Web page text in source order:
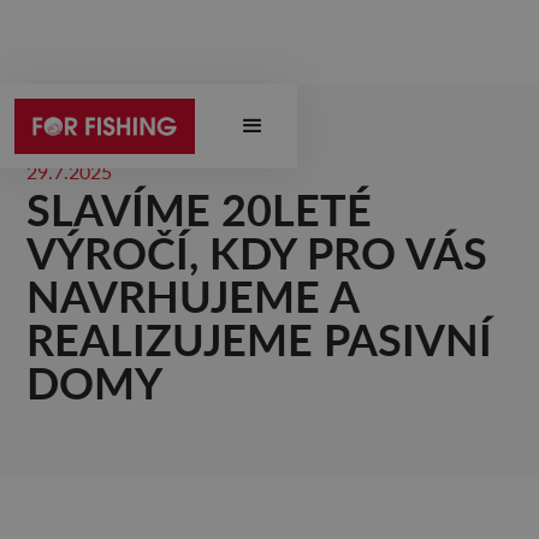
29.7.2025
SLAVÍME 20LETÉ
VÝROČÍ, KDY PRO VÁS
NAVRHUJEME A
REALIZUJEME PASIVNÍ
DOMY